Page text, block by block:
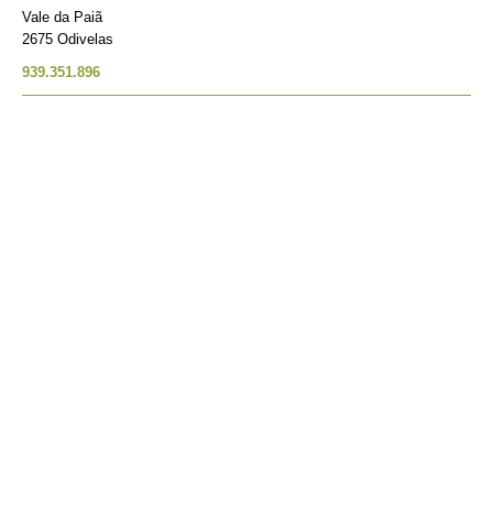
Vale da Paiã
2675 Odivelas
939.351.896